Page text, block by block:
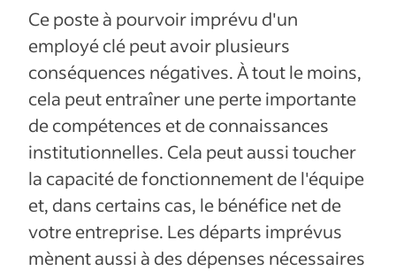
Ce poste à pourvoir imprévu d'un
employé clé peut avoir plusieurs
conséquences négatives. À tout le moins,
cela peut entraîner une perte importante
de compétences et de connaissances
institutionnelles. Cela peut aussi toucher
la capacité de fonctionnement de l'équipe
et, dans certains cas, le bénéfice net de
votre entreprise. Les départs imprévus
mènent aussi à des dépenses nécessaires